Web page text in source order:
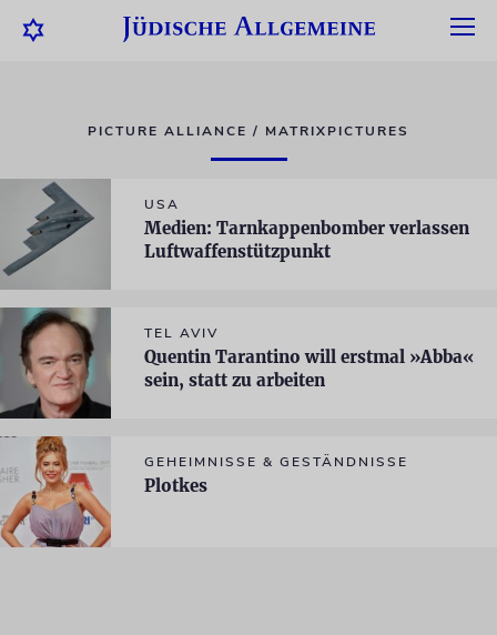
PICTURE ALLIANCE / MATRIXPICTURES
USA
Medien: Tarnkappenbomber verlassen
Luftwaffenstützpunkt
TEL AVIV
Quentin Tarantino will erstmal »Abba«
sein, statt zu arbeiten
GEHEIMNISSE & GESTÄNDNISSE
Plotkes